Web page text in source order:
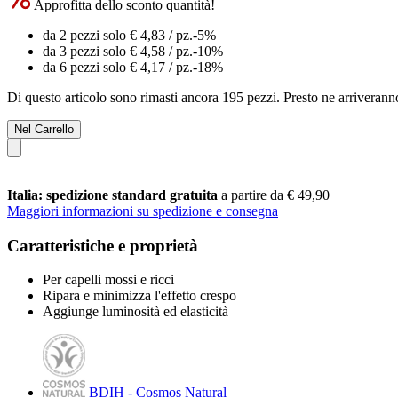
Approfitta dello sconto quantità!
da 2 pezzi solo € 4,83 / pz.-5%
da 3 pezzi solo € 4,58 / pz.-10%
da 6 pezzi solo € 4,17 / pz.-18%
Di questo articolo sono rimasti ancora 195 pezzi. Presto ne
Nel Carrello
Italia: spedizione standard gratuita a partire da € 49,90
Maggiori informazioni su spedizione e consegna
Caratteristiche e proprietà
Per capelli mossi e ricci
Ripara e minimizza l'effetto crespo
Aggiunge luminosità ed elasticità
BDIH - Cosmos Natural